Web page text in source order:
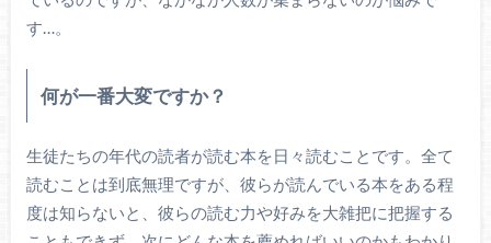
す…。
何が一番大変ですか？
生徒たちの年代の読者が読む本を日々読むことです。全て
読むことは到底無理ですが、彼らが読んでいる本をある程
度は知らないと、彼らの読む力や好みを大雑把に把握する